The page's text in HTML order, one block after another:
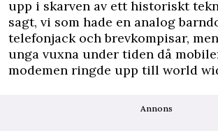
upp i skarven av ett historiskt
sagt, vi som hade en analog
telefonjack och brevkompisar,
unga vuxna under tiden då
modemen ringde upp till world
Annons